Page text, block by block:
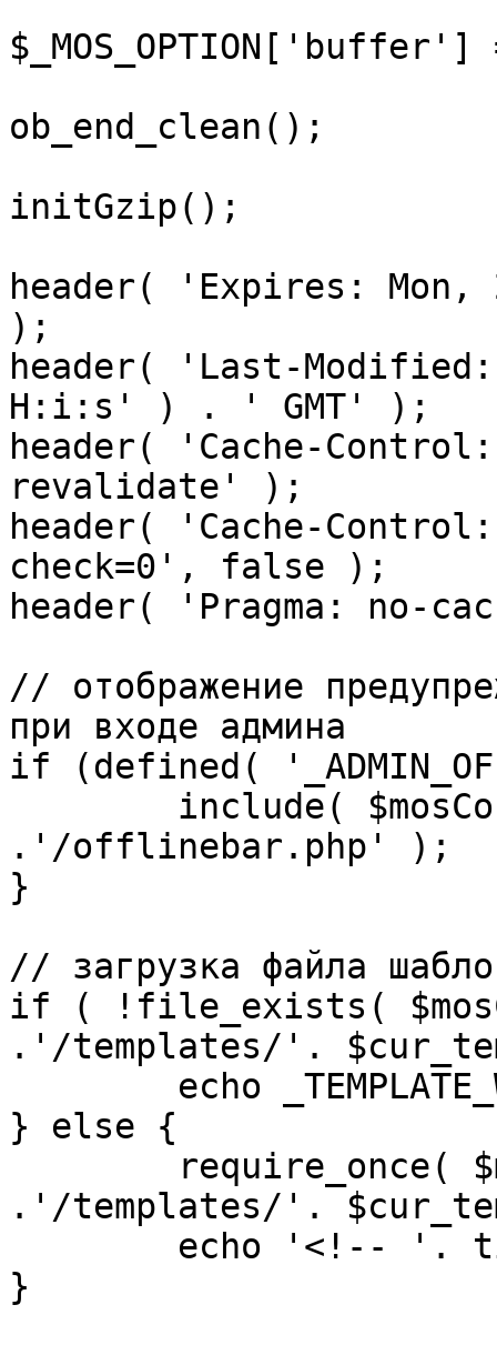
ob_end_clean();
initGzip();
header( 'Expires: Mon,
);
header( 'Last-
H:i:s' ) . ' GMT' );
header( 'Cache-
revalidate' );
header( 'Cache-
check=0', false );
header( 'Pragma: no-
// отображение
при входе админа
if (defined(
.'/offlinebar.php' );
}
// загрузка файла
if ( !file_exists(
.'/templates/'.
} else {
.'/templates/'.
}